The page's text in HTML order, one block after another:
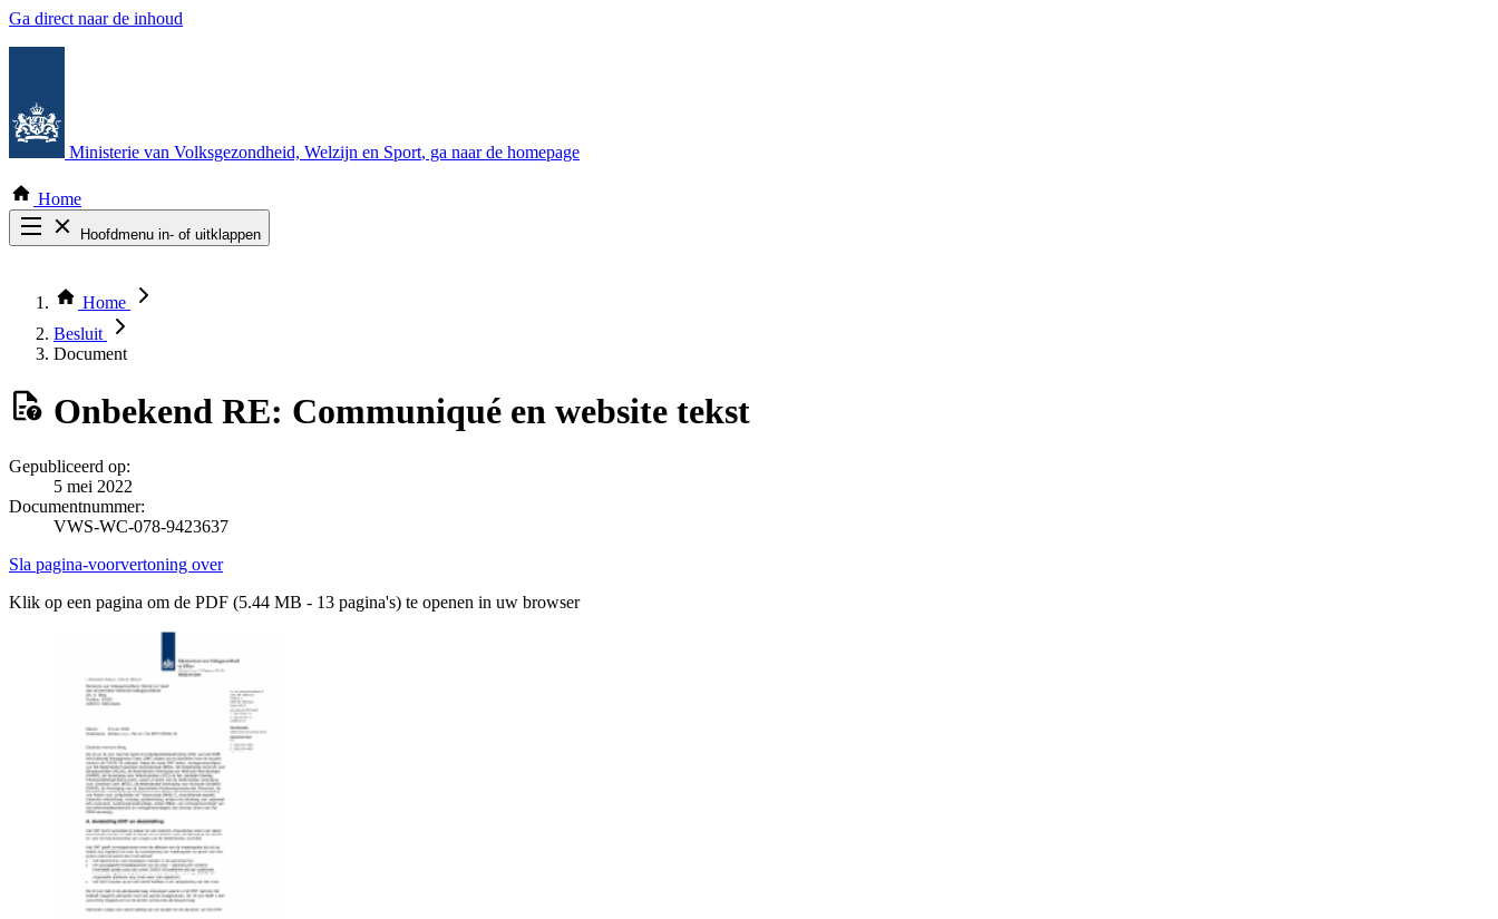
Ga direct naar de inhoud
Ministerie van Volksgezondheid, Welzijn en Sport, ga naar de homepage
Home
Hoofdmenu in- of uitklappen
Thema COVID-19
Bekijk per bestuursorgaan
Home
Besluit
Document
Onbekend RE: Communiqué en website tekst
Gepubliceerd op:
5 mei 2022
Documentnummer:
VWS-WC-078-9423637
Sla pagina-voorvertoning over
Klik op een pagina om de PDF (5.44 MB - 13 pagina's) te openen in uw browser